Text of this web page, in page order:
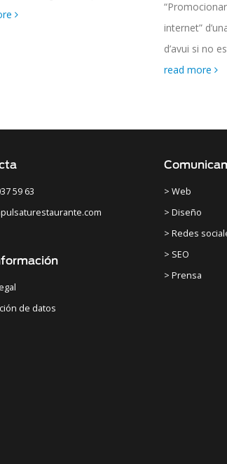
internet”
d’avui si no
read more
59 63
de datos
> Web
> Diseño
> Redes
> SEO
> Prensa